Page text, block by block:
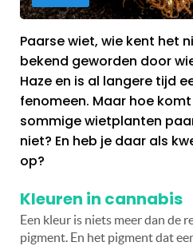
Paarse wiet, wie kent het
bekend geworden door
Haze en is al langere tijd
fenomeen. Maar hoe
sommige wietplanten
niet? En heb je daar als
op?
Kleuren in cannabis
Een kleur is niets meer dan de
pigment. En het pigment dat